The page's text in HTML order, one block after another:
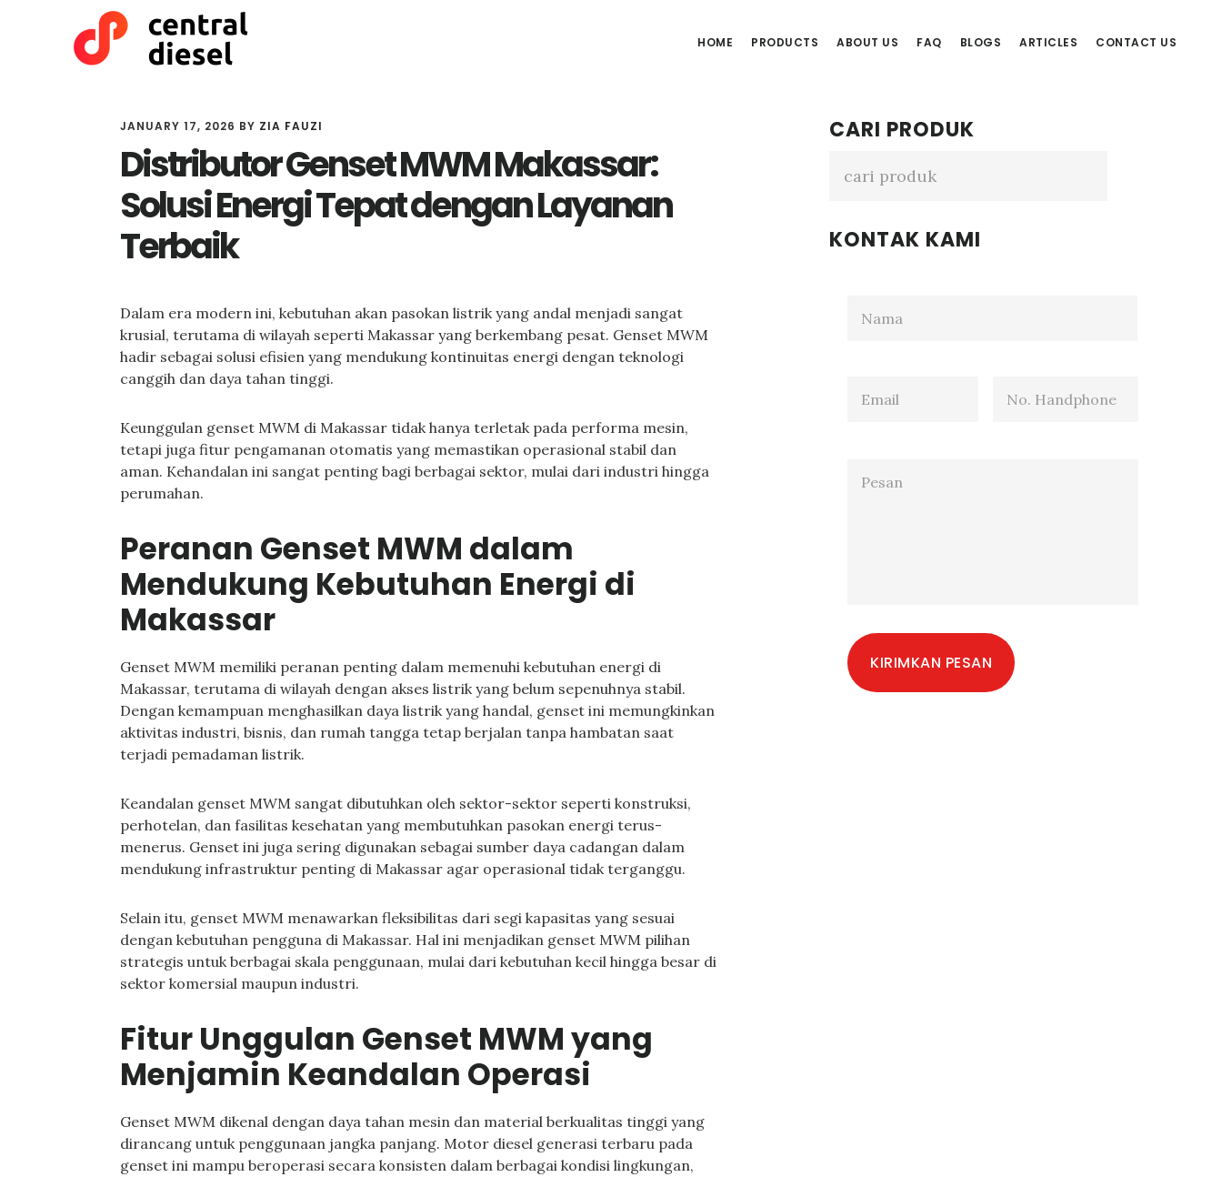
HOME PRODUCTS ABOUT US FAQ BLOGS ARTICLES CONTACT US
JANUARY 17, 2026 BY ZIA FAUZI
Distributor Genset MWM Makassar:
Solusi Energi Tepat dengan Layanan
Terbaik
Dalam era modern ini, kebutuhan akan pasokan listrik yang andal menjadi sangat
krusial, terutama di wilayah seperti Makassar yang berkembang pesat. Genset MWM
hadir sebagai solusi efisien yang mendukung kontinuitas energi dengan teknologi
canggih dan daya tahan tinggi.
Keunggulan genset MWM di Makassar tidak hanya terletak pada performa mesin,
tetapi juga fitur pengamanan otomatis yang memastikan operasional stabil dan
aman. Kehandalan ini sangat penting bagi berbagai sektor, mulai dari industri hingga
perumahan.
Peranan Genset MWM dalam
Mendukung Kebutuhan Energi di
Makassar
Genset MWM memiliki peranan penting dalam memenuhi kebutuhan energi di
Makassar, terutama di wilayah dengan akses listrik yang belum sepenuhnya stabil.
Dengan kemampuan menghasilkan daya listrik yang handal, genset ini memungkinkan
aktivitas industri, bisnis, dan rumah tangga tetap berjalan tanpa hambatan saat
terjadi pemadaman listrik.
Keandalan genset MWM sangat dibutuhkan oleh sektor-sektor seperti konstruksi,
perhotelan, dan fasilitas kesehatan yang membutuhkan pasokan energi terus-
menerus. Genset ini juga sering digunakan sebagai sumber daya cadangan dalam
mendukung infrastruktur penting di Makassar agar operasional tidak terganggu.
Selain itu, genset MWM menawarkan fleksibilitas dari segi kapasitas yang sesuai
dengan kebutuhan pengguna di Makassar. Hal ini menjadikan genset MWM pilihan
strategis untuk berbagai skala penggunaan, mulai dari kebutuhan kecil hingga besar di
sektor komersial maupun industri.
Fitur Unggulan Genset MWM yang
Menjamin Keandalan Operasi
Genset MWM dikenal dengan daya tahan mesin dan material berkualitas tinggi yang
dirancang untuk penggunaan jangka panjang. Motor diesel generasi terbaru pada
genset ini mampu beroperasi secara konsisten dalam berbagai kondisi lingkungan,
Primary
Sidebar
CARI PRODUK
KONTAK KAMI